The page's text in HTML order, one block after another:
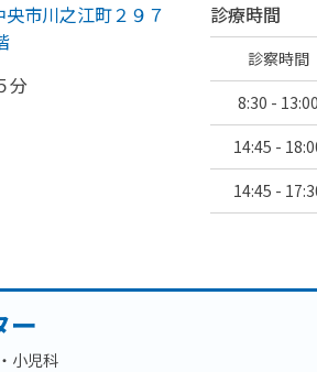
市川之江町２９７
分
診療時間
診察時間
8:30 - 13:00
14:45 -
14:45 -
ー
小児科